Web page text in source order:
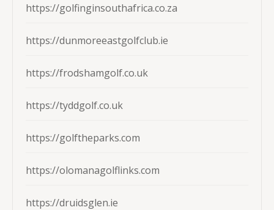
https://golfinginsouthafrica.co.za
https://dunmoreeastgolfclub.ie
https://frodshamgolf.co.uk
https://tyddgolf.co.uk
https://golftheparks.com
https://olomanagolflinks.com
https://druidsglen.ie